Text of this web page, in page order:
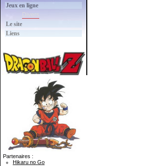
Jeux en ligne
Le site
Liens
Partenaires :
Hikaru no Go